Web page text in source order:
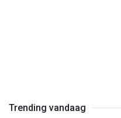
Trending vandaag